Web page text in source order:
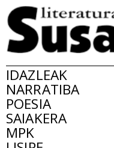
IDAZLEAK
NARRATIBA
POESIA
SAIAKERA
MPK